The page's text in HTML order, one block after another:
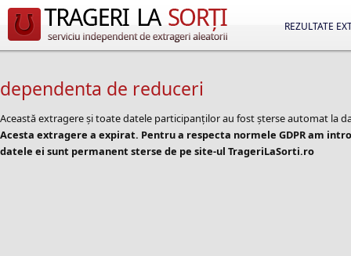
REZULTATE
dependenta de reduceri
Această extragere și toate datele participanților au fost șterse automat la
Acesta extragere a expirat. Pentru a respecta normele GDPR am
datele ei sunt permanent sterse de pe site-ul TrageriLaSorti.ro